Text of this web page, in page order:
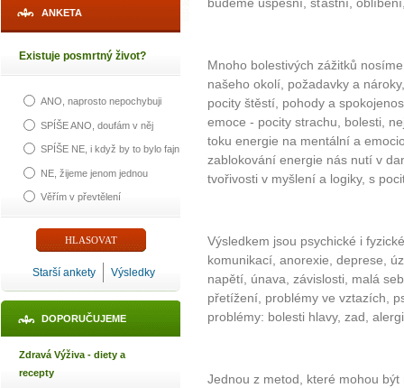
ANKETA
Existuje posmrtný život?
ANO, naprosto nepochybuji
SPÍŠE ANO, doufám v něj
SPÍŠE NE, i když by to bylo fajn
NE, žijeme jenom jednou
Věřím v převtělení
Starší ankety Výsledky
DOPORUČUJEME
Zdravá Výživa - diety a
recepty
Mnoho bolestivých zážitků
našeho okolí, požadavky a
pocity štěstí, pohody a
emoce - pocity strachu, bolesti,
toku energie na mentální a
zablokování energie nás nutí v
tvořivosti v myšlení a logiky, s
Výsledkem jsou psychické i
komunikací, anorexie, deprese,
napětí, únava, závislosti, malá
přetížení, problémy ve vztazích,
problémy: bolesti hlavy, zad,
Jednou z metod, které mohou